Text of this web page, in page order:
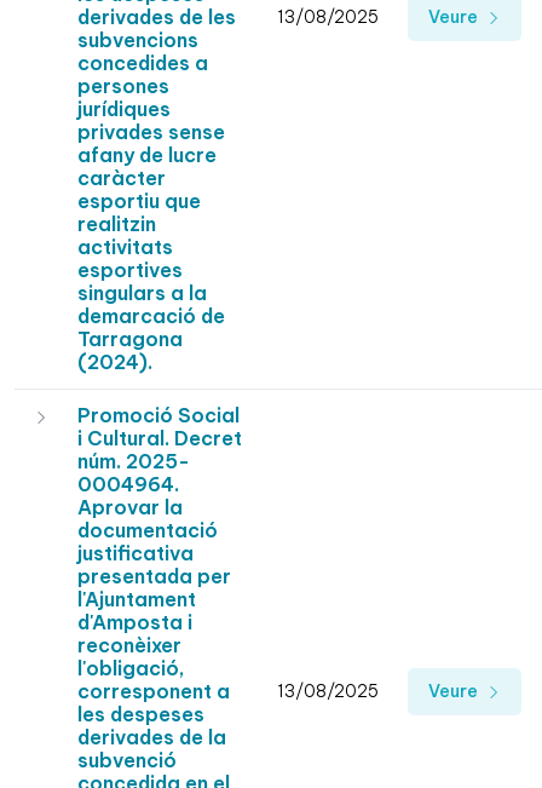
derivades de les
subvencions
concedides a
persones
jurídiques
privades sense
afany de lucre
caràcter
esportiu que
realitzin
activitats
esportives
singulars a la
demarcació de
Tarragona
(2024).
13/08/2025 Veure
Promoció Social
i Cultural. Decret
núm. 2025-
0004964.
Aprovar la
documentació
justificativa
presentada per
l'Ajuntament
d'Amposta i
reconèixer
l'obligació,
corresponent a
les despeses
derivades de la
subvenció
13/08/2025 Veure